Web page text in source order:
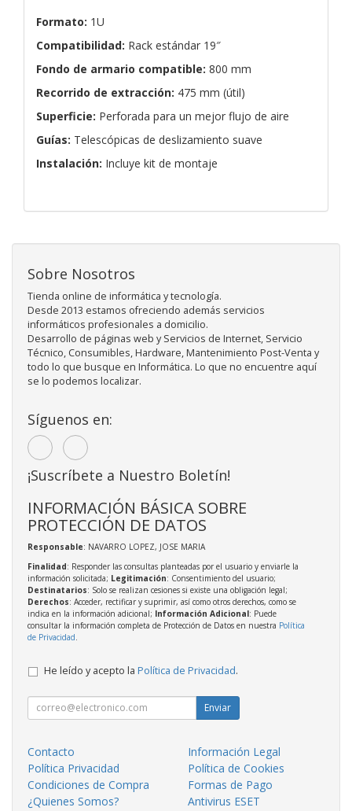
Formato: 1U
Compatibilidad: Rack estándar 19″
Fondo de armario compatible: 800 mm
Recorrido de extracción: 475 mm (útil)
Superficie: Perforada para un mejor flujo de aire
Guías: Telescópicas de deslizamiento suave
Instalación: Incluye kit de montaje
Sobre Nosotros
Tienda online de informática y tecnología.
Desde 2013 estamos ofreciendo además servicios
informáticos profesionales a domicilio.
Desarrollo de páginas web y Servicios de Internet, Servicio
Técnico, Consumibles, Hardware, Mantenimiento Post-Venta y
todo lo que busque en Informática. Lo que no encuentre aquí
se lo podemos localizar.
Síguenos en:
¡Suscríbete a Nuestro Boletín!
INFORMACIÓN BÁSICA SOBRE
PROTECCIÓN DE DATOS
Responsable: NAVARRO LOPEZ, JOSE MARIA
Finalidad: Responder las consultas planteadas por el usuario y enviarle la
información solicitada; Legitimación: Consentimiento del usuario;
Destinatarios: Solo se realizan cesiones si existe una obligación legal;
Derechos: Acceder, rectificar y suprimir, así como otros derechos, como se
indica en la información adicional; Información Adicional: Puede
consultar la información completa de Protección de Datos en nuestra Política
de Privacidad
He leído y acepto la Política de Privacidad.
Enviar
Contacto
Información Legal
Política Privacidad
Política de Cookies
Condiciones de Compra
Formas de Pago
¿Quienes Somos?
Antivirus ESET